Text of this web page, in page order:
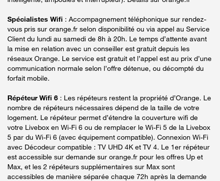
Spécialistes Wifi : Accompagnement téléphonique sur rendez-
vous pris sur orange.fr selon disponibilité ou via appel au Service
Client du lundi au samedi de 8h à 20h. Le temps d’attente avant
la mise en relation avec un conseiller est gratuit depuis les
réseaux Orange. Le service est gratuit et l’appel est au prix d’une
communication normale selon l’offre détenue, ou décompté du
forfait mobile.
Répéteur Wifi 6 : Les répéteurs restent la propriété d’Orange. Le
nombre de répéteurs nécessaires dépend de la taille de votre
logement. Le répéteur permet d’étendre la couverture wifi de
votre Livebox en Wi-Fi 6 ou de remplacer le Wi-Fi 5 de la Livebox
5 par du Wi-Fi 6 (avec équipement compatible). Connexion Wi-Fi
avec Décodeur compatible : TV UHD 4K et TV 4. Le 1er répéteur
est accessible sur demande sur orange.fr pour les offres Up et
Max, et les 2 répéteurs supplémentaires sur Max sont
accessibles de manière séparée chaque 72h après la demande